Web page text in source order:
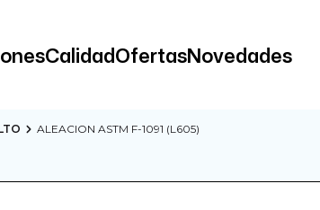
CalidadOfertasNovedades
ALEACION ASTM F-1091 (L605)